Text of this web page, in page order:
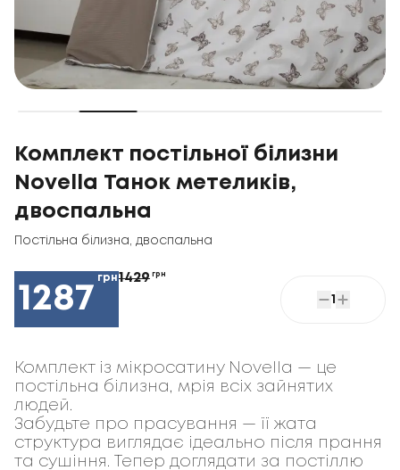
Комплект постільної білизни
Novella Танок метеликів,
двоспальна
Постільна білизна двоспальна
1287
грн1429 грн
1
Комплект із мікросатину Novella — це
постільна білизна, мрія всіх зайнятих
людей.
Забудьте про прасування — її жата
структура виглядає ідеально після прання
та сушіння. Тепер доглядати за постіллю